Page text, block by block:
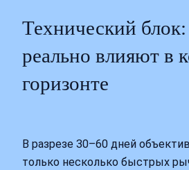
Технический
реально влияют в
горизонте
В разрезе 30–60 дней
только несколько быстрых